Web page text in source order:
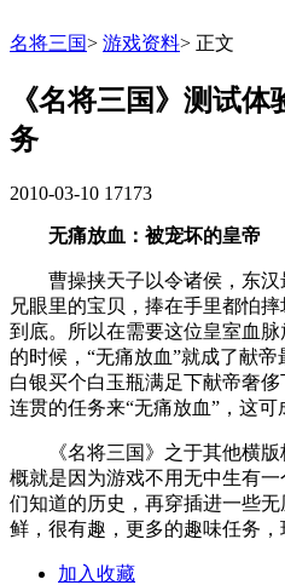
名将三国> 游戏资料> 正文
《名将三国》测试
务
2010-03-10 17173
无痛放血：被宠坏的皇帝
曹操挟天子以令诸侯，东汉
兄眼里的宝贝，捧在手里都怕
到底。所以在需要这位皇室血
的时候，“无痛放血”就成了献
白银买个白玉瓶满足下献帝奢
连贯的任务来“无痛放血”，这可
《名将三国》之于其他横版
概就是因为游戏不用无中生有
们知道的历史，再穿插进一些
鲜，很有趣，更多的趣味任务
加入收藏